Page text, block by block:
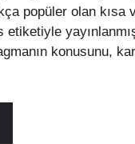
popüler olan kısa
etiketiyle
konusunu,